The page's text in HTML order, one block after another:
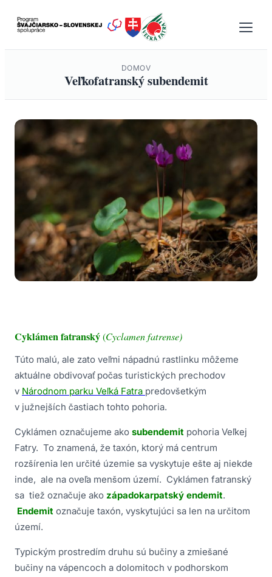
DOMOV
Veľkofatranský subendemit
Cyklámen fatranský(Cyclamen fatrense)
Túto malú, ale zato veľmi nápadnú rastlinku môžeme
aktuálne obdivovať počas turistických prechodov
v Národnom parku Veľká Fatra predovšetkým
v južnejších častiach tohto pohoria.
Cyklámen označujeme ako subendemit pohoria Veľkej
Fatry. To znamená, že taxón, ktorý má centrum
rozšírenia len určité územie sa vyskytuje ešte aj niekde
inde, ale na oveľa menšom území. Cyklámen fatranský
sa tiež označuje ako západokarpatský endemit.
Endemit označuje taxón, vyskytujúci sa len na určitom
území.
Typickým prostredím druhu sú bučiny a zmiešané
bučiny na vápencoch a dolomitoch v podhorskom